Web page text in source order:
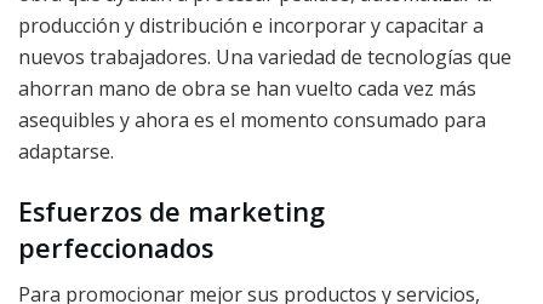
producción y distribución e incorporar y capacitar a
nuevos trabajadores. Una variedad de tecnologías que
ahorran mano de obra se han vuelto cada vez más
asequibles y ahora es el momento consumado para
adaptarse.
Esfuerzos de marketing
perfeccionados
Para promocionar mejor sus productos y servicios,